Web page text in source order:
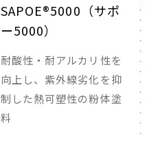
SAPOE®5000（サポ
ー5000）
耐酸性・耐アルカリ性を
向上し、紫外線劣化を抑
制した熱可塑性の粉体塗
料